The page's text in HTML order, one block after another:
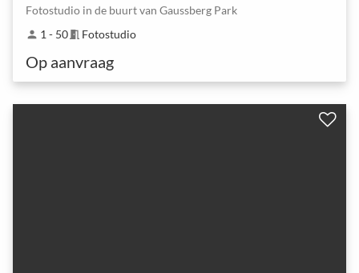
Fotostudio in de buurt van Gaussberg Park
person 1 - 50meeting_room Fotostudio
Op aanvraag